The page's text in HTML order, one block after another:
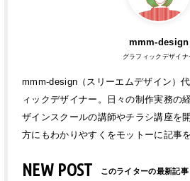
mmm-design
グラフィックデザイナ
mmm-design（スリーエムデザイン）
ィックデザイナー。日々の制作実務の
ザインスクールの講師やチラシ講座を
方にもわかりやすくをモットーに記事
NEW POST